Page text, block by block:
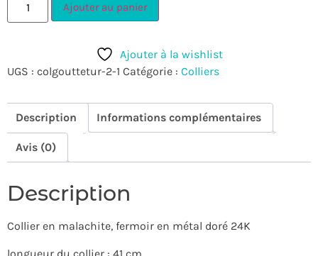
Ajouter au panier
Ajouter à la wishlist
UGS : colgouttetur-2-1 Catégorie : Colliers
Description Informations complémentaires
Avis (0)
Description
Collier en malachite, fermoir en métal doré 24K
longueur du collier : 41 cm